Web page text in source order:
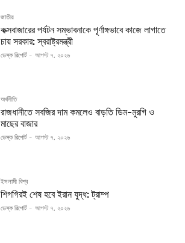
জাতীয়
কক্সবাজারের পর্যটন সম্ভাবনাকে পূর্ণাঙ্গভাবে কাজে লাগাতে
চায় সরকার: স্বরাষ্ট্রমন্ত্রী
ডেস্ক রিপোর্ট - আগস্ট ৭, ২০২৬
অর্থনীতি
রাজধানীতে সবজির দাম কমলেও বাড়তি ডিম-মুরগি ও
মাছের বাজার
ডেস্ক রিপোর্ট - আগস্ট ৭, ২০২৬
ইসলামী বিশ্ব
শিগগিরই শেষ হবে ইরান যুদ্ধ: ট্রাম্প
ডেস্ক রিপোর্ট - আগস্ট ৭, ২০২৬